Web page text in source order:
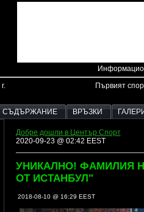
Първият
СЪДЪРЖАНИЕ ВРЪЗКИ
Добре дошли в Център Спорт
2020-09-23 @ 02:42 EEST
УНИКАЛНО! ФАМИЛИЯ
ОТ ИСТАНБУЛ"
2018-08-10 @ 16:29 EEST